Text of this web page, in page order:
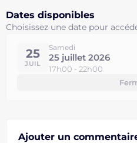
Dates disponibles
Choisissez une date pour
25
JUIL
Samedi
25 juillet 2026
17h00 - 22h00
Ajouter un